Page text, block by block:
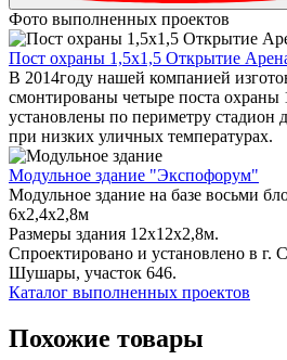
Фото выполненных проектов
Пост охраны 1,5х1,5 Открытие
В 2014году нашей компанией
смонтированы четыре поста охраны
установлены по периметру стадион
при низких уличных температурах.
Модульное здание "Экспофорум"
Модульное здание на базе восьми
6x2,4x2,8м
Размеры здания 12х12х2,8м.
Спроектировано и установлено в г.
Шушары, участок 646.
Каталог выполненных проектов
Похожие товары